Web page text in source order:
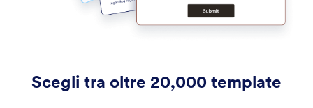
Scegli tra oltre 20,000 template